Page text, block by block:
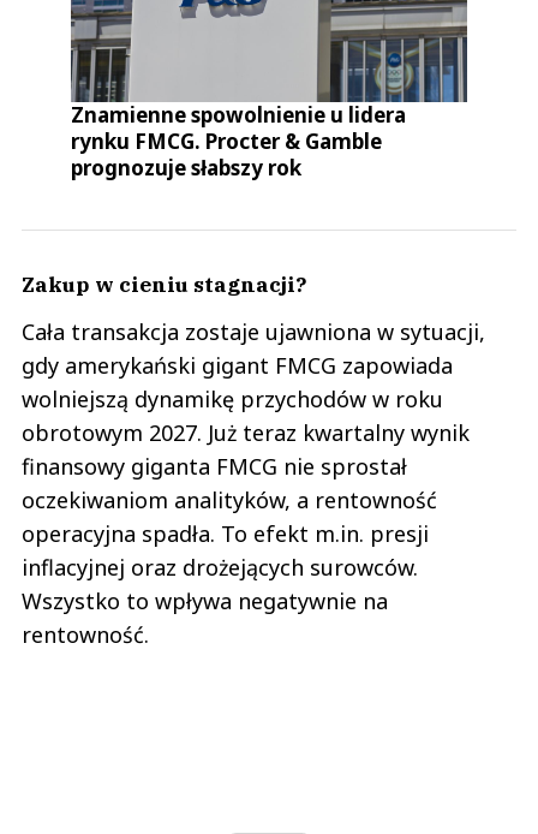
Znamienne spowolnienie u lidera
rynku FMCG. Procter & Gamble
prognozuje słabszy rok
Zakup w cieniu stagnacji?
Cała transakcja zostaje ujawniona w sytuacji,
gdy amerykański gigant FMCG zapowiada
wolniejszą dynamikę przychodów w roku
obrotowym 2027. Już teraz kwartalny wynik
finansowy giganta FMCG nie sprostał
oczekiwaniom analityków, a rentowność
operacyjna spadła. To efekt m.in. presji
inflacyjnej oraz drożejących surowców.
Wszystko to wpływa negatywnie na
rentowność.